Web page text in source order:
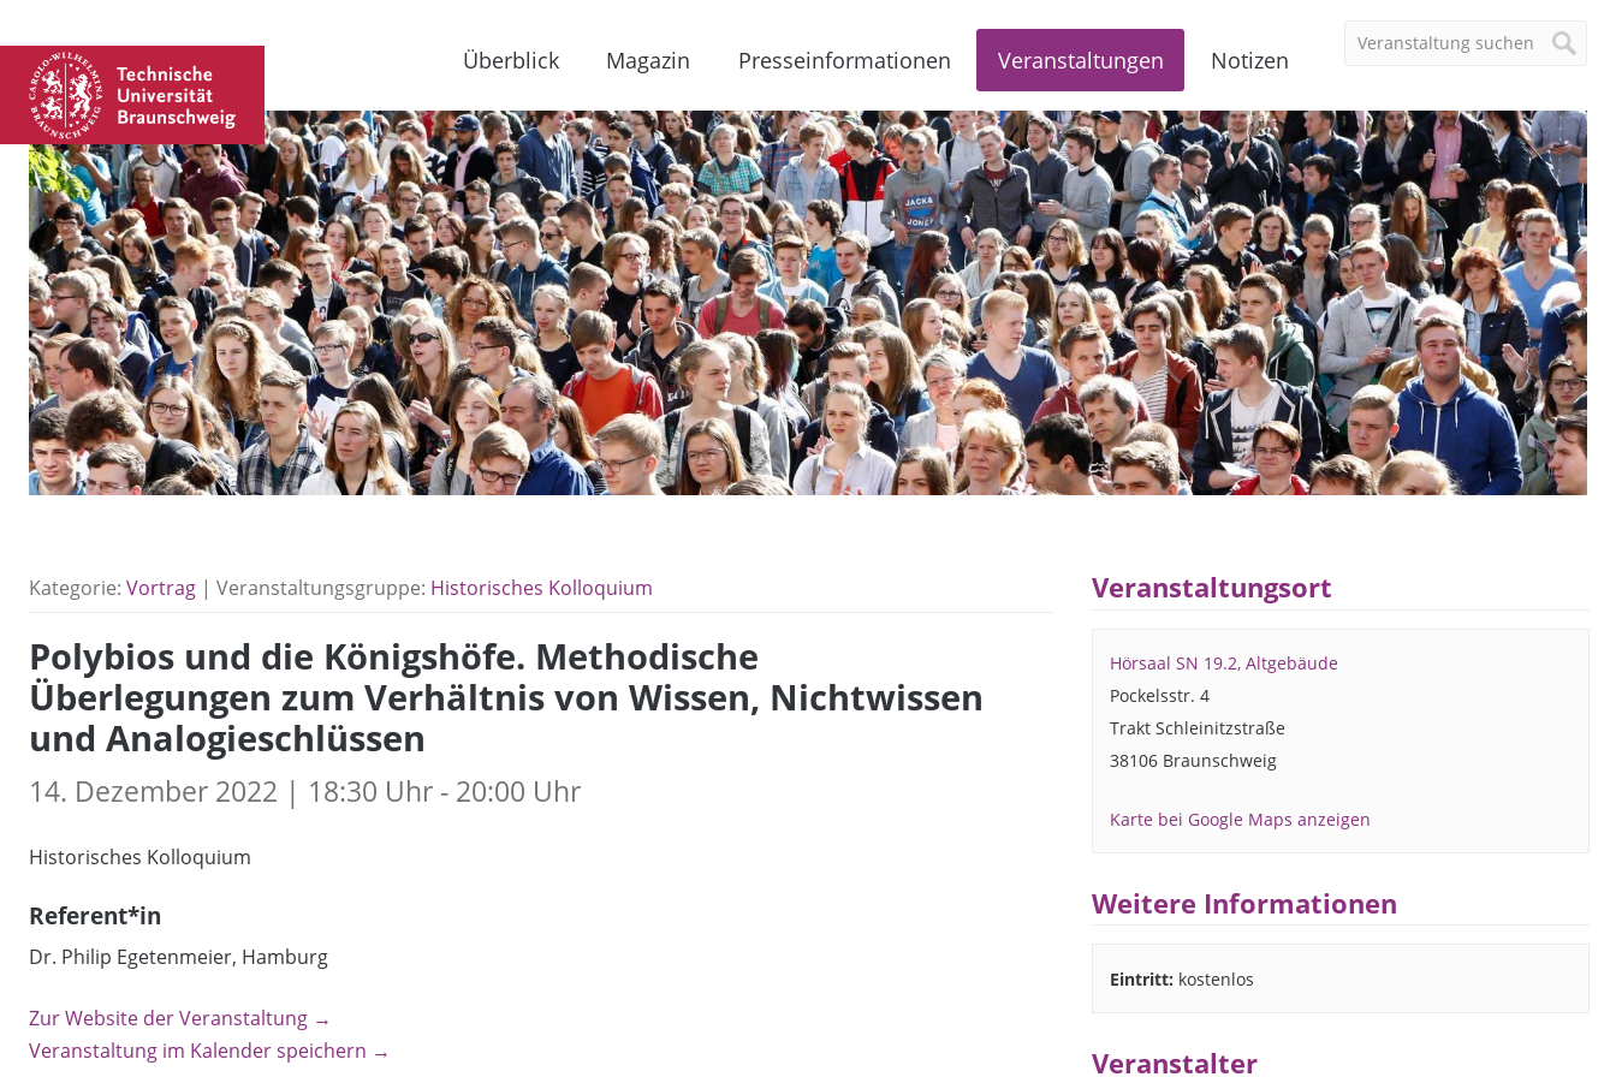
Überblick Magazin Presseinformationen Veranstaltungen Notizen
Kategorie: Vortrag | Veranstaltungsgruppe: Historisches Kolloquium
Polybios und die Königshöfe. Methodische
Überlegungen zum Verhältnis von Wissen, Nichtwissen
und Analogieschlüssen
14. Dezember 2022 | 18:30 Uhr - 20:00 Uhr
Historisches Kolloquium
Referent*in
Dr. Philip Egetenmeier, Hamburg
Zur Website der Veranstaltung →
Veranstaltung im Kalender speichern →
Veranstaltungsort
Hörsaal SN 19.2, Altgebäude
Pockelsstr. 4
Trakt Schleinitzstraße
38106 Braunschweig
Karte bei Google Maps anzeigen
Weitere Informationen
Eintritt: kostenlos
Veranstalter